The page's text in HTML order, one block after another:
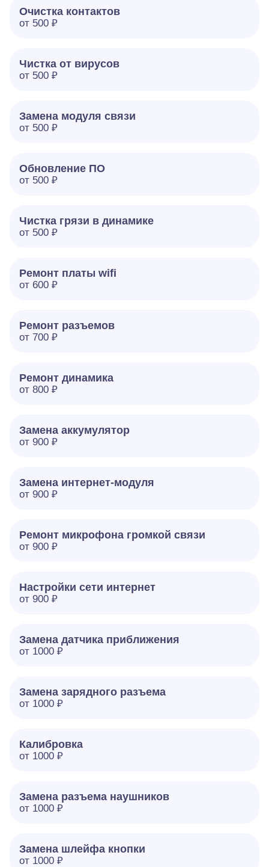
Очистка контактов
от 500 ₽
Чистка от вирусов
от 500 ₽
Замена модуля связи
от 500 ₽
Обновление ПО
от 500 ₽
Чистка грязи в динамике
от 500 ₽
Ремонт платы wifi
от 600 ₽
Ремонт разъемов
от 700 ₽
Ремонт динамика
от 800 ₽
Замена аккумулятор
от 900 ₽
Замена интернет-модуля
от 900 ₽
Ремонт микрофона громкой связи
от 900 ₽
Настройки сети интернет
от 900 ₽
Замена датчика приближения
от 1000 ₽
Замена зарядного разъема
от 1000 ₽
Калибровка
от 1000 ₽
Замена разъема наушников
от 1000 ₽
Замена шлейфа кнопки
от 1000 ₽